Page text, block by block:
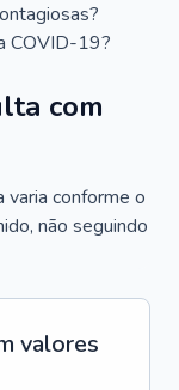
COVID-19?
com
conforme o
não seguindo
valores